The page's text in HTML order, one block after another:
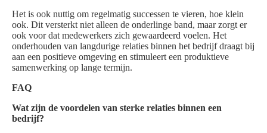
Het is ook nuttig om regelmatig successen te vieren, hoe klein
ook. Dit versterkt niet alleen de onderlinge band, maar zorgt er
ook voor dat medewerkers zich gewaardeerd voelen. Het
onderhouden van langdurige relaties binnen het bedrijf draagt bij
aan een positieve omgeving en stimuleert een produktieve
samenwerking op lange termijn.
FAQ
Wat zijn de voordelen van sterke relaties binnen een
bedrijf?